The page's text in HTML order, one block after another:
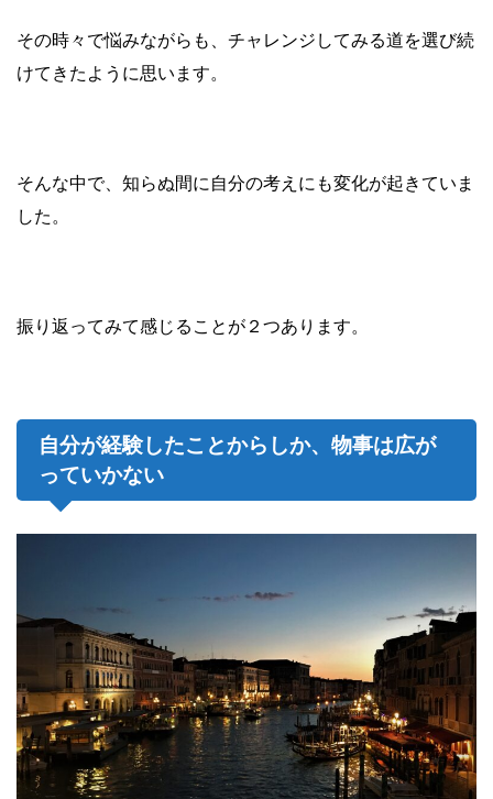
その時々で悩みながらも、チャレンジしてみる道を選び続
けてきたように思います。
そんな中で、知らぬ間に自分の考えにも変化が起きていま
した。
振り返ってみて感じることが２つあります。
自分が経験したことからしか、物事は広が
っていかない